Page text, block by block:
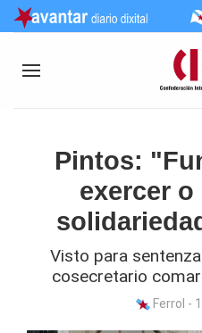
Pintos:
exercer
Visto para
cosecretario
Ferrol -